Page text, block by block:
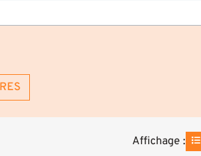
FILTRES
Affichage :